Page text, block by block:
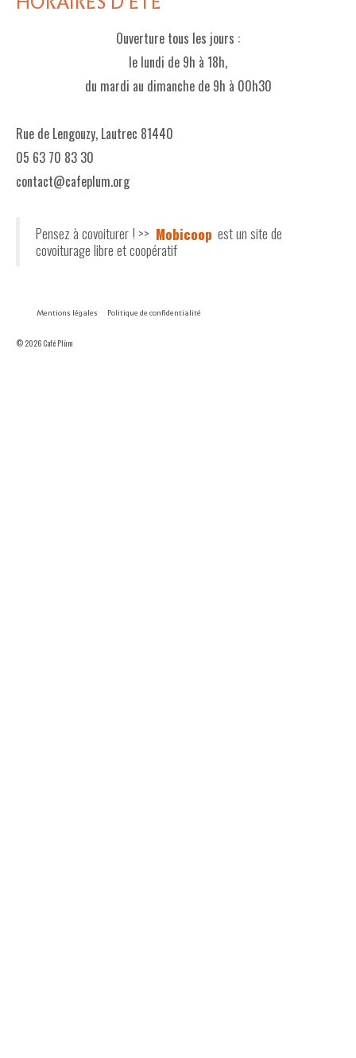
Ouverture tous les jours :
le lundi de 9h à 18h,
du mardi au dimanche de 9h à 00h30
Rue de Lengouzy, Lautrec 81440
05 63 70 83 30
contact@cafeplum.org
Pensez à covoiturer ! >> Mobicoop est un site de
covoiturage libre et coopératif
Mentions légales Politique de confidentialité
© 2026 Café Plùm